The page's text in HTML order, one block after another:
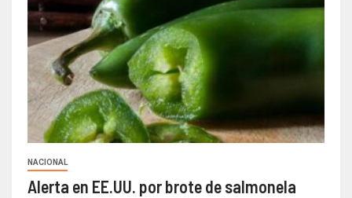
NACIONAL
Alerta en EE.UU. por brote de salmonela